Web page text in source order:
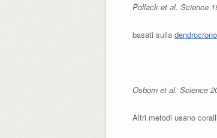
Pollack et al. Science
basati sulla
Osborn et al. Science
Altri metodi usano